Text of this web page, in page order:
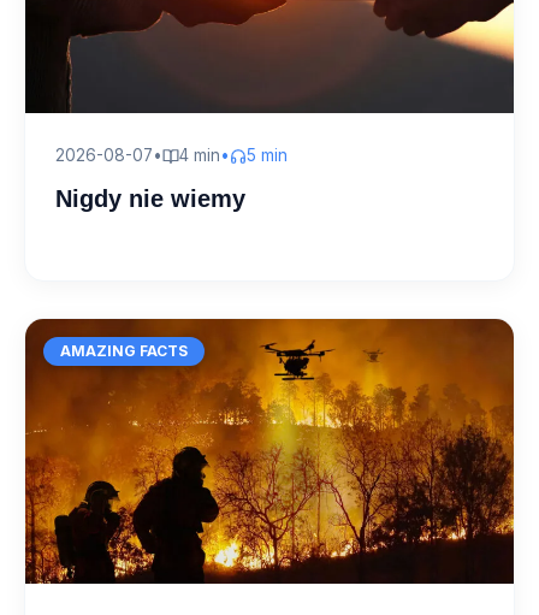
2026-08-07• 4 min• 5 min
Nigdy nie wiemy
AMAZING FACTS